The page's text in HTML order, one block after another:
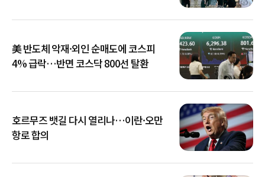
美 반도체 악재·외인 순매도에 코스피
4% 급락…반면 코스닥 800선 탈환
호르무즈 뱃길 다시 열리나…이란·오만
항로 합의